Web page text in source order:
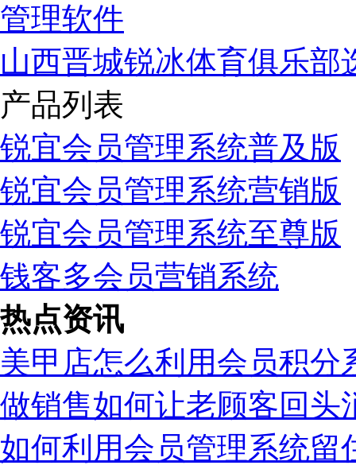
山西晋城锐冰体育俱乐部
产品列表
锐宜会员管理系统普及版
锐宜会员管理系统营销版
锐宜会员管理系统至尊版
钱客多会员营销系统
热点资讯
美甲店怎么利用会员积分
做销售如何让老顾客回头
如何利用会员管理系统留